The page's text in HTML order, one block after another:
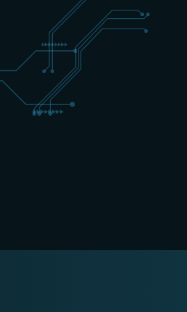
+31 (0) 162 700 501
training@schippers-it.nl